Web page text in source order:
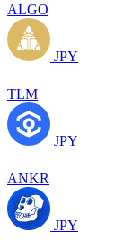
ALGO
JPY
TLM
JPY
ANKR
JPY